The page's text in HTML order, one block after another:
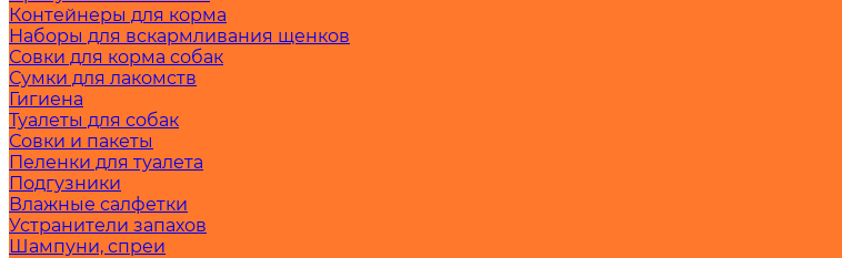
Контейнеры для корма
Наборы для вскармливания щенков
Совки для корма собак
Сумки для лакомств
Гигиена
Туалеты для собак
Совки и пакеты
Пеленки для туалета
Подгузники
Влажные салфетки
Устранители запахов
Шампуни, спреи